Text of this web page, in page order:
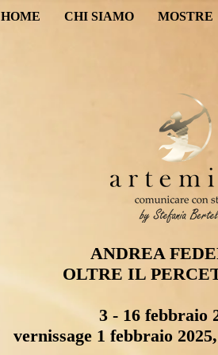
ANDREA
OLTRE IL
3 - 16 febbraio
vernissage 1 febbraio
HOME CHI SIAMO MOSTRE